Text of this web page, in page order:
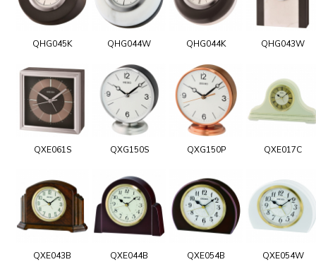
QHG045K QHG044W QHG044K QHG043W
QXE061S QXG150S QXG150P QXE017C
QXE043B QXE044B QXE054B QXE054W